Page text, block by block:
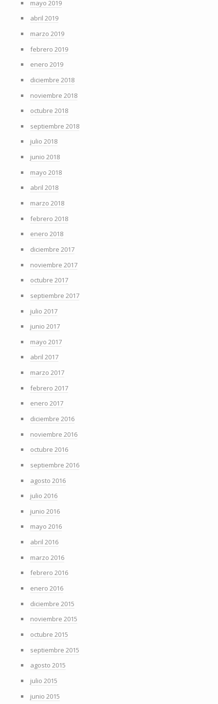
mayo 2019
abril 2019
marzo 2019
febrero 2019
enero 2019
diciembre 2018
noviembre 2018
octubre 2018
septiembre 2018
julio 2018
junio 2018
mayo 2018
abril 2018
marzo 2018
febrero 2018
enero 2018
diciembre 2017
noviembre 2017
octubre 2017
septiembre 2017
julio 2017
junio 2017
mayo 2017
abril 2017
marzo 2017
febrero 2017
enero 2017
diciembre 2016
noviembre 2016
octubre 2016
septiembre 2016
agosto 2016
julio 2016
junio 2016
mayo 2016
abril 2016
marzo 2016
febrero 2016
enero 2016
diciembre 2015
noviembre 2015
octubre 2015
septiembre 2015
agosto 2015
julio 2015
junio 2015